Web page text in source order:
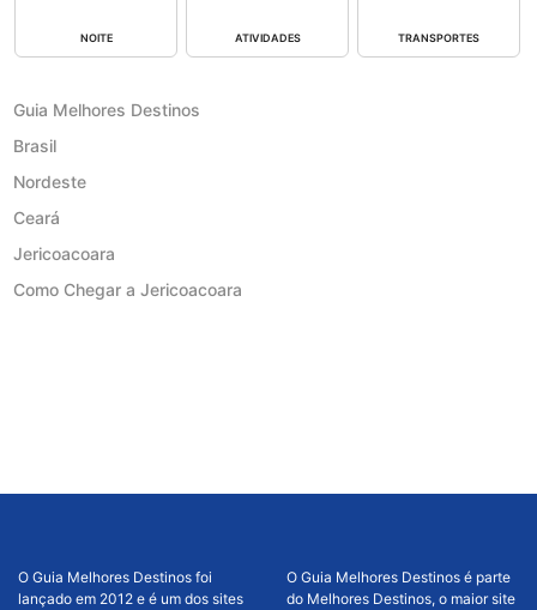
NOITE ATIVIDADES TRANSPORTES
Guia Melhores Destinos
Brasil
Nordeste
Ceará
Jericoacoara
Como Chegar a Jericoacoara
O Guia Melhores Destinos foi
lançado em 2012 e é um dos sites
O Guia Melhores Destinos é parte
do Melhores Destinos, o maior site